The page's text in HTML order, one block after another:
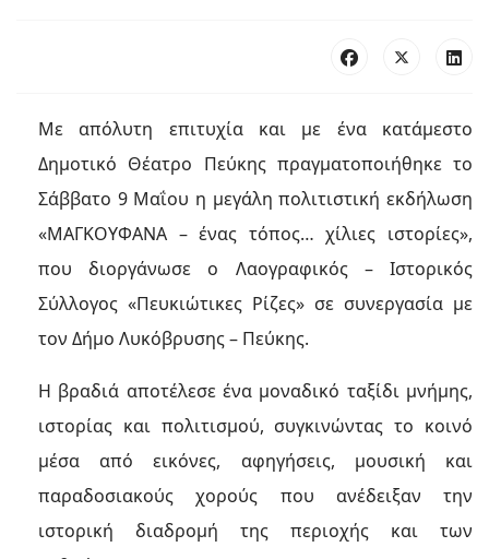
Με απόλυτη επιτυχία και με ένα κατάμεστο
Δημοτικό Θέατρο Πεύκης πραγματοποιήθηκε το
Σάββατο 9 Μαΐου η μεγάλη πολιτιστική εκδήλωση
«ΜΑΓΚΟΥΦΑΝΑ – ένας τόπος… χίλιες ιστορίες»,
που διοργάνωσε ο Λαογραφικός – Ιστορικός
Σύλλογος «Πευκιώτικες Ρίζες» σε συνεργασία με
τον Δήμο Λυκόβρυσης – Πεύκης.
Η βραδιά αποτέλεσε ένα μοναδικό ταξίδι μνήμης,
ιστορίας και πολιτισμού, συγκινώντας το κοινό
μέσα από εικόνες, αφηγήσεις, μουσική και
παραδοσιακούς χορούς που ανέδειξαν την
ιστορική διαδρομή της περιοχής και των